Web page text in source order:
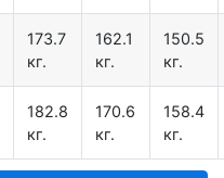
173.7
кг.
162.1
кг.
150.5
кг.
182.8
кг.
170.6
кг.
158.4
кг.